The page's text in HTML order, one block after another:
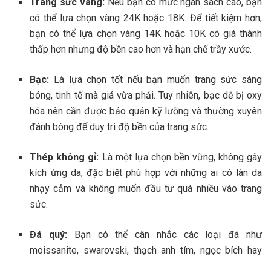
có thể lựa chọn vàng 24K hoặc 18K. Để tiết kiệm hơn,
bạn có thể lựa chọn vàng 14K hoặc 10K có giá thành
thấp hơn nhưng độ bền cao hơn và hạn chế trầy xước.
Bạc: Là lựa chọn tốt nếu bạn muốn trang sức sáng
bóng, tinh tế mà giá vừa phải. Tuy nhiên, bạc dễ bị oxy
hóa nên cần được bảo quản kỹ lưỡng và thường xuyên
đánh bóng để duy trì độ bền của trang sức.
Thép không gỉ: Là một lựa chọn bền vững, không gây
kích ứng da, đặc biệt phù hợp với những ai có làn da
nhạy cảm và không muốn đầu tư quá nhiều vào trang
sức.
Đá quý: Bạn có thể cân nhắc các loại đá như
moissanite, swarovski, thạch anh tím, ngọc bích hay